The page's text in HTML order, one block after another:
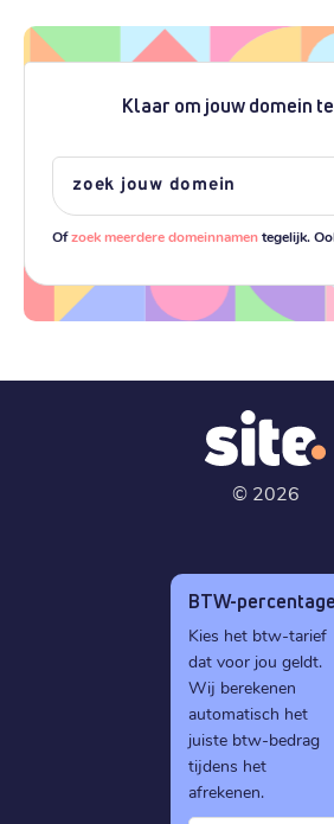
Klaar om jouw domein
Ofzoek meerdere domeinnamentegelijk.
© 2026
BTW-percentage
Kies het btw-tarief
dat voor jou geldt.
Wij berekenen
automatisch het
juiste btw-bedrag
tijdens het
afrekenen.